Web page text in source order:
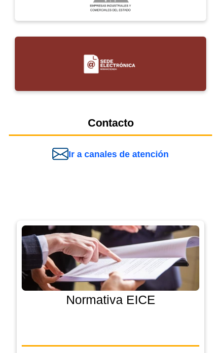
Contacto
Ir a canales de atención
Normativa EICE